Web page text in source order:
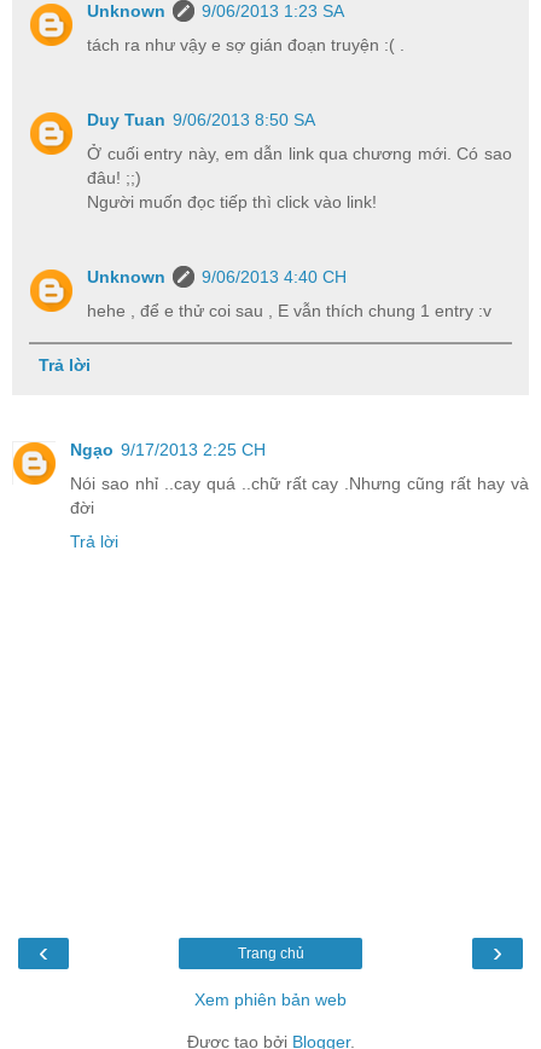
Unknown
9/06/2013 1:23 SA
tách ra như vậy e sợ gián đoạn truyện :( .
Duy Tuan 9/06/2013 8:50 SA
Ở cuối entry này, em dẫn link qua chương mới. Có sao
đâu! ;;)
Người muốn đọc tiếp thì click vào link!
Unknown
9/06/2013 4:40 CH
hehe , để e thử coi sau , E vẫn thích chung 1 entry :v
Trả lời
Ngạo 9/17/2013 2:25 CH
Nói sao nhỉ ..cay quá ..chữ rất cay .Nhưng cũng rất hay và
đời
Trả lời
‹ ›
Trang chủ
Xem phiên bản web
Được tạo bởi Blogger.